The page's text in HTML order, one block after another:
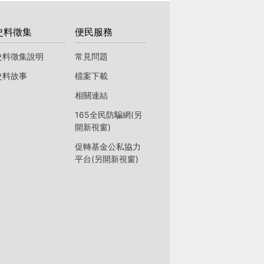
料徵集
料徵集說明
料故事
便民服務
常見問題
檔案下載
相關連結
165全民防騙網(另
開新視窗)
促轉基金公私協力
平台(另開新視窗)